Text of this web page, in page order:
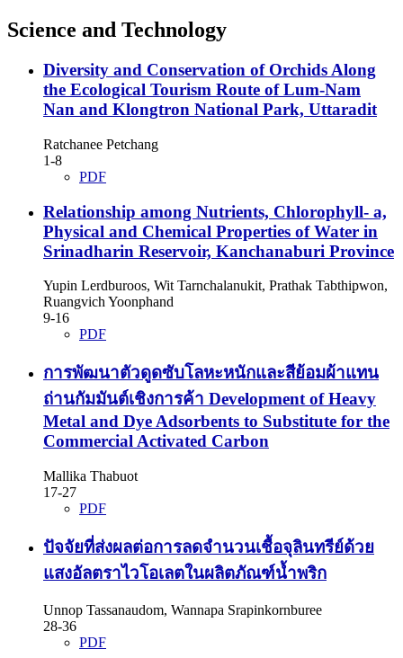
Science and Technology
Diversity and Conservation of Orchids Along
the Ecological Tourism Route of Lum-Nam
Nan and Klongtron National Park, Uttaradit
Ratchanee Petchang
1-8
PDF
Relationship among Nutrients, Chlorophyll- a,
Physical and Chemical Properties of Water in
Srinadharin Reservoir, Kanchanaburi Province
Yupin Lerdburoos, Wit Tarnchalanukit, Prathak Tabthipwon,
Ruangvich Yoonphand
9-16
PDF
การพัฒนาตัวดูดซับโลหะหนักและสีย้อมผ้าแทน
ถ่านกัมมันต์เชิงการค้า Development of Heavy
Metal and Dye Adsorbents to Substitute for the
Commercial Activated Carbon
Mallika Thabuot
17-27
PDF
ปัจจัยที่ส่งผลต่อการลดจำนวนเชื้อจุลินทรีย์ด้วย
แสงอัลตราไวโอเลตในผลิตภัณฑ์น้ำพริก
Unnop Tassanaudom, Wannapa Srapinkornburee
28-36
PDF